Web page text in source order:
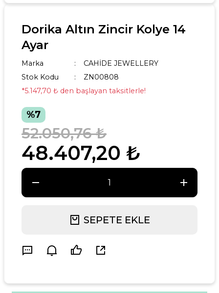
Dorika Altın Zincir Kolye 14
Ayar
Marka
CAHİDE JEWELLERY
Stok Kodu
ZN00808
*5.147,70 ₺ den başlayan taksitlerle!
%7
48.407,20 ₺
52.050,76 ₺
SEPETE EKLE